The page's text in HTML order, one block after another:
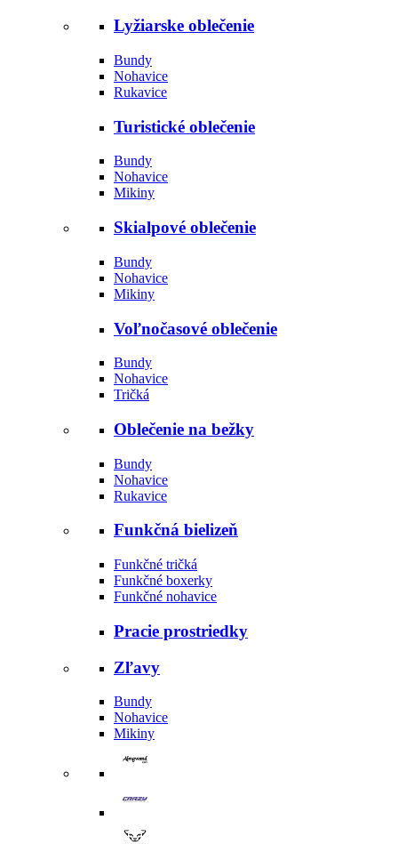
Lyžiarske oblečenie
Bundy
Nohavice
Rukavice
Turistické oblečenie
Bundy
Nohavice
Mikiny
Skialpové oblečenie
Bundy
Nohavice
Mikiny
Voľnočasové oblečenie
Bundy
Nohavice
Tričká
Oblečenie na bežky
Bundy
Nohavice
Rukavice
Funkčná bielizeň
Funkčné tričká
Funkčné boxerky
Funkčné nohavice
Pracie prostriedky
Zľavy
Bundy
Nohavice
Mikiny